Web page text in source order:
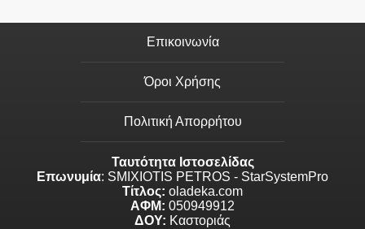
Επικοινωνία
Όροι Χρήσης
Πολιτική Απορρήτου
Ταυτότητα Ιστοσελίδας
Επωνυμία: SMIXIOTIS PETROS - StarSystemPro
Τίτλος: oladeka.com
ΑΦΜ: 050949912
ΔΟΥ: Καστοριάς